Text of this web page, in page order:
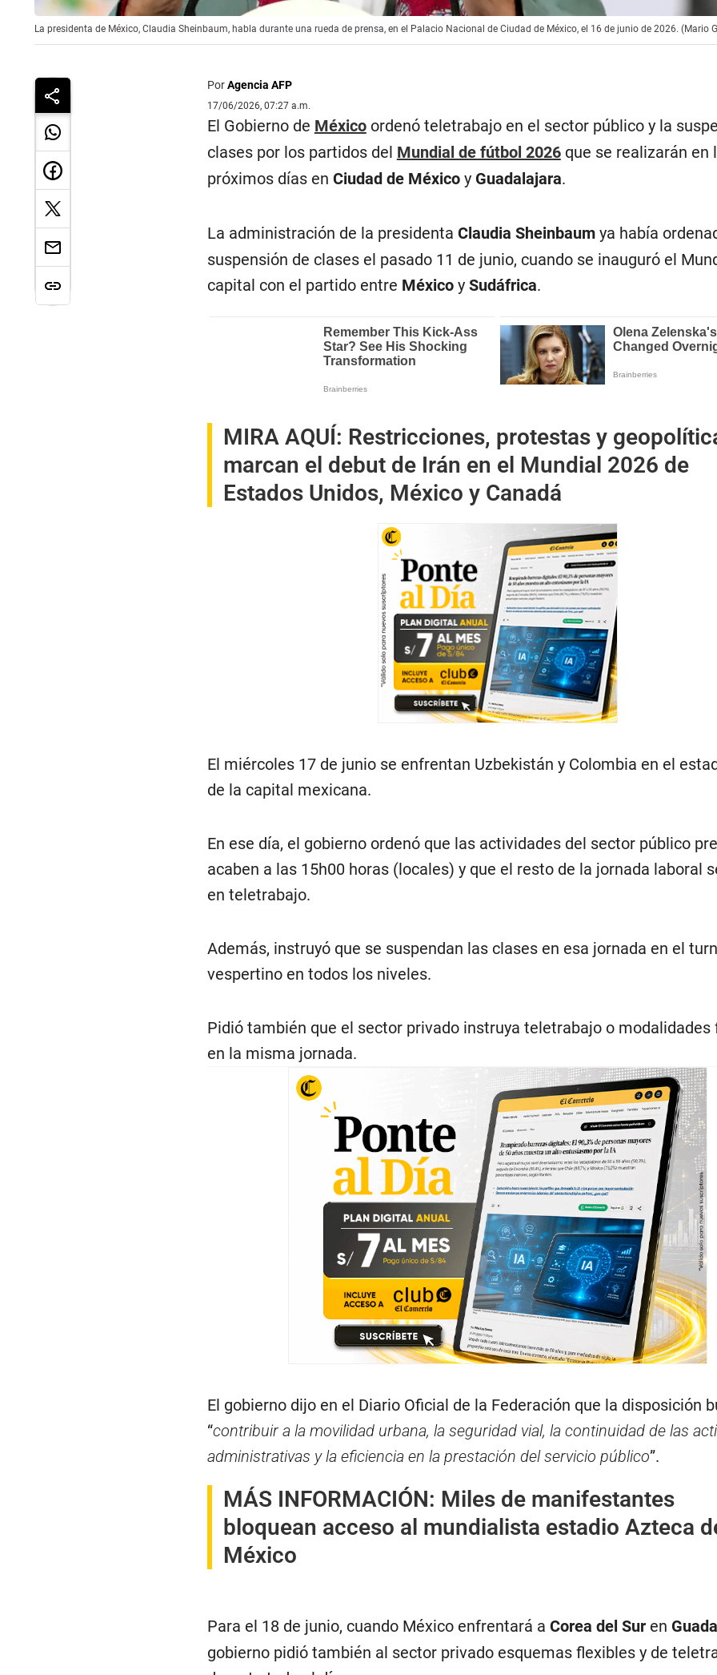
La presidenta de México, Claudia Sheinbaum, habla durante una rueda de prensa, en el Palacio Nacional de Ciudad de México, el 16 de junio de 2026. (Mario
PorAgencia AFP
17/06/2026, 07:27 a.m.
El Gobierno de Méxicoordenó teletrabajo en el sector público y la
clases por los partidos del Mundial de fútbol 2026que se realizarán en
próximos días en Ciudad de Méxicoy Guadalajara.
La administración de la presidenta Claudia Sheinbaumya había
suspensión de clases el pasado 11 de junio, cuando se inauguró el
capital con el partido entre Méxicoy Sudáfrica.
MIRA AQUÍ: Restricciones, protestas y
marcan el debut de Irán en el Mundial 2026 de
Estados Unidos, México y Canadá
El miércoles 17 de junio se enfrentan Uzbekistán y Colombia en el
de la capital mexicana.
En ese día, el gobierno ordenó que las actividades del sector público
acaben a las 15h00 horas (locales) y que el resto de la jornada laboral
en teletrabajo.
Además, instruyó que se suspendan las clases en esa jornada en el
vespertino en todos los niveles.
Pidió también que el sector privado instruya teletrabajo o modalidades
en la misma jornada.
El gobierno dijo en el Diario Oficial de la Federación que la disposición
“contribuir a la movilidad urbana, la seguridad vial, la continuidad de las
administrativas y la eficiencia en la prestación del servicio público”.
MÁS INFORMACIÓN: Miles de manifestantes
bloquean acceso al mundialista estadio Azteca
México
Para el 18 de junio, cuando México enfrentará a Corea del Suren
gobierno pidió también al sector privado esquemas flexibles y de